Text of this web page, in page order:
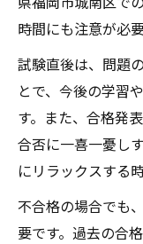
時間にも注意が必要
試験直後は、問題
とで、今後の学習
す。また、合格発
合否に一喜一憂し
にリラックスする
不合格の場合でも
要です。過去の合